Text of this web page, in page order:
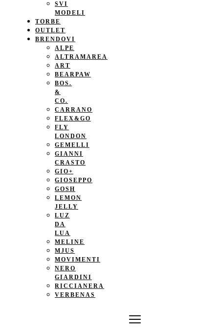
SVI
MODELI
TORBE
OUTLET
BRENDOVI
ALPE
ALTRAMAREA
ART
BEARPAW
BOS.
&
CO.
CARRANO
FLEX&GO
FLY
LONDON
GEMELLI
GIANNI
CRASTO
GIO+
GIOSEPPO
GOSH
LEMON
JELLY
LUZ
DA
LUA
MELINE
MJUS
MOVIMENTI
NERO
GIARDINI
RICCIANERA
VERBENAS